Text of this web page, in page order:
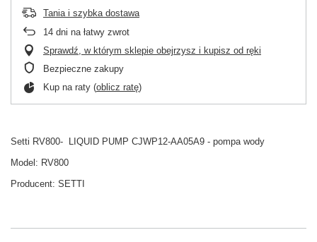
Tania i szybka dostawa
14 dni na łatwy zwrot
Sprawdź, w którym sklepie obejrzysz i kupisz od ręki
Bezpieczne zakupy
Kup na raty (oblicz ratę)
Setti RV800- LIQUID PUMP CJWP12-AA05A9 - pompa wody
Model: RV800
Producent: SETTI